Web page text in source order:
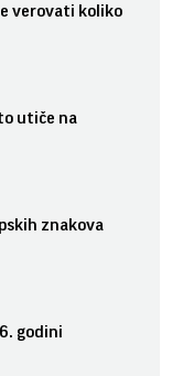
verovati koliko
utiče na
znakova
godini